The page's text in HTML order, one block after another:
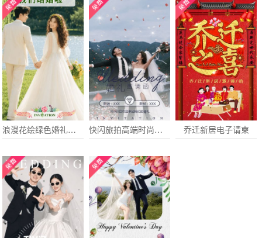
浪漫花绘绿色婚礼电子请柬结婚喜帖 快闪旅拍高端时尚婚礼电子请柬欧式轻奢星光结婚请柬 乔迁新居电子请柬